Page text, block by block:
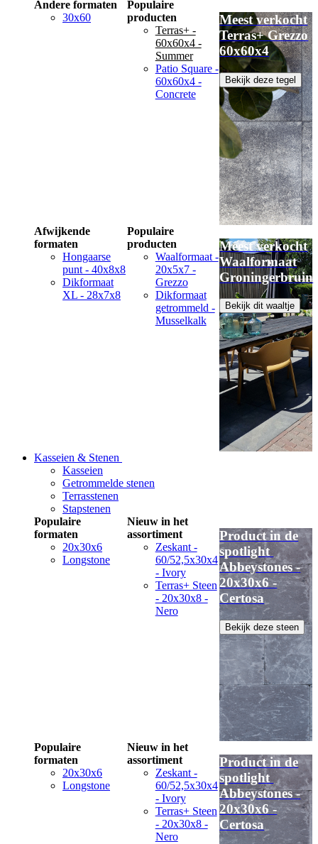
Andere formaten
30x60
Populaire
producten
Terras+ -
60x60x4 -
Summer
Patio Square -
60x60x4 -
Concrete
Meest verkocht
Terras+ Grezzo
60x60x4
Bekijk deze tegel
Afwijkende
formaten
Hongaarse
punt - 40x8x8
Dikformaat
XL - 28x7x8
Populaire
producten
Waalformaat -
20x5x7 -
Grezzo
Dikformaat
getrommeld -
Musselkalk
Meest verkocht
Waalformaat
Groningerbruin
Bekijk dit waaltje
Kasseien & Stenen
Kasseien
Getrommelde stenen
Terrasstenen
Stapstenen
Populaire
formaten
20x30x6
Longstone
Nieuw in het
assortiment
Zeskant -
60/52,5x30x4
- Ivory
Terras+ Steen
- 20x30x8 -
Nero
Product in de
spotlight
Abbeystones -
20x30x6 -
Certosa
Bekijk deze steen
Populaire
formaten
20x30x6
Longstone
Nieuw in het
assortiment
Zeskant -
60/52,5x30x4
- Ivory
Terras+ Steen
- 20x30x8 -
Nero
Product in de
spotlight
Abbeystones -
20x30x6 -
Certosa